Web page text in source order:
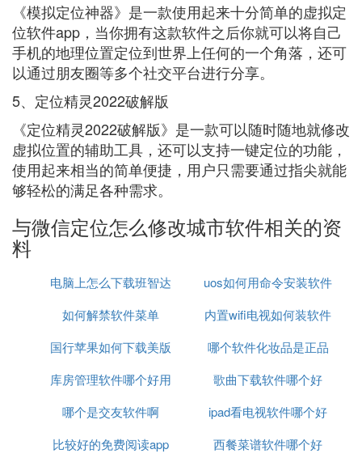
《模拟定位神器》是一款使用起来十分简单的虚拟定
位软件app，当你拥有这款软件之后你就可以将自己
手机的地理位置定位到世界上任何的一个角落，还可
以通过朋友圈等多个社交平台进行分享。
5、定位精灵2022破解版
《定位精灵2022破解版》是一款可以随时随地就修改
虚拟位置的辅助工具，还可以支持一键定位的功能，
使用起来相当的简单便捷，用户只需要通过指尖就能
够轻松的满足各种需求。
与微信定位怎么修改城市软件相关的资
料
电脑上怎么下载班智达
的软件
uos如何用命令安装软件
如何解禁软件菜单
内置wifi电视如何装软件
国行苹果如何下载美版
软件
哪个软件化妆品是正品
库房管理软件哪个好用
歌曲下载软件哪个好
哪个是交友软件啊
ipad看电视软件哪个好
比较好的免费阅读app
西餐菜谱软件哪个好